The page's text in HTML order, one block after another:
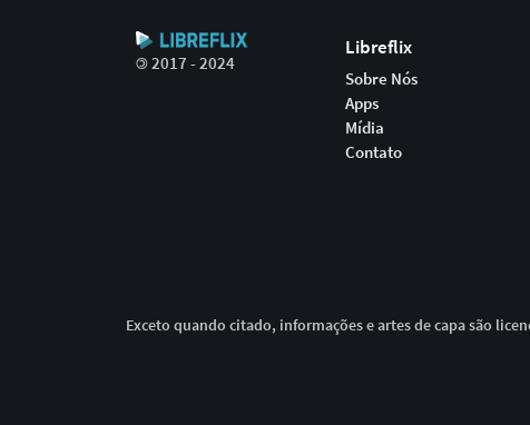
©2017 - 2024
Libreflix
Sobre Nós
Apps
Mídia
Contato
Exceto quando citado, informações e artes de capa são